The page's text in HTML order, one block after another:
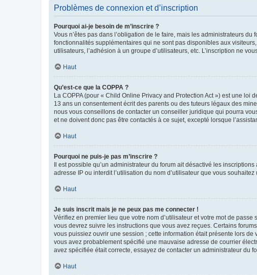
Problèmes de connexion et d’inscription
Pourquoi ai-je besoin de m’inscrire ?
Vous n’êtes pas dans l’obligation de le faire, mais les administrateurs
fonctionnalités supplémentaires qui ne sont pas disponibles aux
utilisateurs, l’adhésion à un groupe d’utilisateurs, etc. L’inscription ne
Haut
Qu’est-ce que la COPPA ?
La COPPA (pour « Child Online Privacy and Protection Act ») est une
13 ans un consentement écrit des parents ou des tuteurs légaux des
nous vous conseillons de contacter un conseiller juridique qui pourra
et ne doivent donc pas être contactés à ce sujet, excepté lorsque
Haut
Pourquoi ne puis-je pas m’inscrire ?
Il est possible qu’un administrateur du forum ait désactivé les
adresse IP ou interdit l’utilisation du nom d’utilisateur que vous
Haut
Je suis inscrit mais je ne peux pas me connecter !
Vérifiez en premier lieu que votre nom d’utilisateur et votre mot de
vous devrez suivre les instructions que vous avez reçues. Certains
vous puissiez ouvrir une session ; cette information était présente lors
vous avez probablement spécifié une mauvaise adresse de courrier
avez spécifiée était correcte, essayez de contacter un administrateur du
Haut